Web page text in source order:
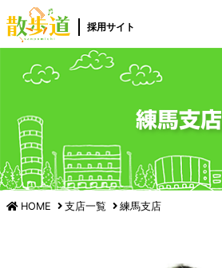
採用サイト
練馬支店
HOME 支店一覧 練馬支店